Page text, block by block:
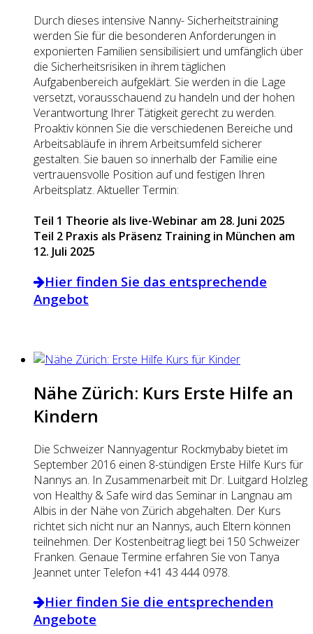
Durch dieses intensive Nanny- Sicherheitstraining
werden Sie für die besonderen Anforderungen in
exponierten Familien sensibilisiert und umfänglich über
die Sicherheitsrisiken in ihrem täglichen
Aufgabenbereich aufgeklärt. Sie werden in die Lage
versetzt, vorausschauend zu handeln und der hohen
Verantwortung Ihrer Tätigkeit gerecht zu werden.
Proaktiv können Sie die verschiedenen Bereiche und
Arbeitsabläufe in ihrem Arbeitsumfeld sicherer
gestalten. Sie bauen so innerhalb der Familie eine
vertrauensvolle Position auf und festigen Ihren
Arbeitsplatz. Aktueller Termin:
Teil 1 Theorie als live-Webinar am 28. Juni 2025
Teil 2 Praxis als Präsenz Training in München am
12. Juli 2025
Hier finden Sie das entsprechende
Angebot
Nähe Zürich: Kurs Erste Hilfe an
Kindern
Die Schweizer Nannyagentur Rockmybaby bietet im
September 2016 einen 8-stündigen Erste Hilfe Kurs für
Nannys an. In Zusammenarbeit mit Dr. Luitgard Holzleg
von Healthy & Safe wird das Seminar in Langnau am
Albis in der Nähe von Zürich abgehalten. Der Kurs
richtet sich nicht nur an Nannys, auch Eltern können
teilnehmen. Der Kostenbeitrag liegt bei 150 Schweizer
Franken. Genaue Termine erfahren Sie von Tanya
Jeannet unter Telefon +41 43 444 0978.
Hier finden Sie die entsprechenden
Angebote